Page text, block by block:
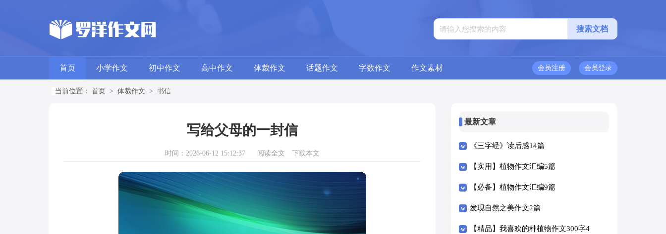
首页 小学作文 初中作文 高中作文 体裁作文 话题作文 字数作文 作文素材 会员登录
会员注册
当前位置： 首页 > 体裁作文 > 书信
写给父母的一封信
时间：2026-06-12 15:12:37 阅读全文 下载本文
最新文章
《三字经》读后感14篇
【实用】植物作文汇编5篇
【必备】植物作文汇编9篇
发现自然之美作文2篇
【精品】我喜欢的种植物作文300字4